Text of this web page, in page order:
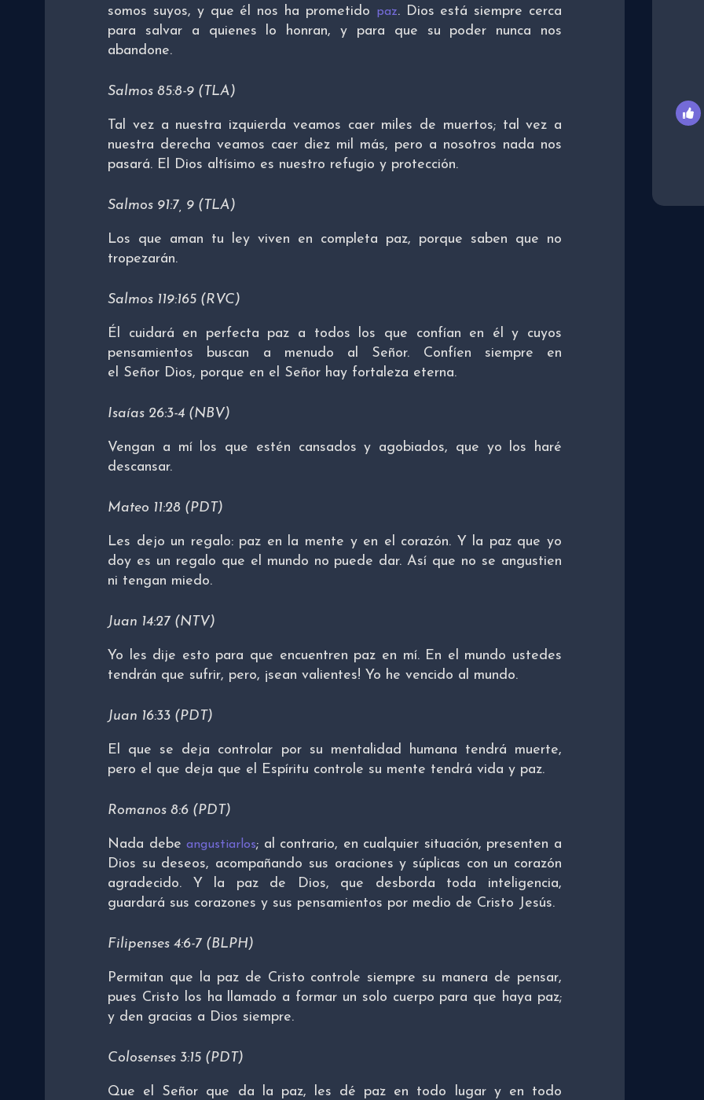
somos suyos, y que él nos ha prometido
paz. Dios está siempre cerca
para salvar a quienes lo honran, y para que su poder nunca nos
abandone.
Salmos 85:8-9 (TLA)
Tal vez a nuestra izquierda veamos caer miles de muertos; tal vez a
nuestra derecha veamos caer diez mil más, pero a nosotros nada nos
pasará. El Dios altísimo es nuestro refugio y protección.
Salmos 91:7, 9 (TLA)
Los que aman tu ley viven en completa paz, porque saben que no
tropezarán.
Salmos 119:165 (RVC)
Él cuidará en perfecta paz a todos los que confían en él y cuyos
pensamientos buscan a menudo al Señor. Confíen siempre en
el Señor Dios, porque en el Señor hay fortaleza eterna.
Isaías 26:3-4 (NBV)
Vengan a mí los que estén cansados y agobiados, que yo los haré
descansar.
Mateo 11:28 (PDT)
Les dejo un regalo: paz en la mente y en el corazón. Y la paz que yo
doy es un regalo que el mundo no puede dar. Así que no se angustien
ni tengan miedo.
Juan 14:27 (NTV)
Yo les dije esto para que encuentren paz en mí. En el mundo ustedes
tendrán que sufrir, pero, ¡sean valientes! Yo he vencido al mundo.
Juan 16:33 (PDT)
El que se deja controlar por su mentalidad humana tendrá muerte,
pero el que deja que el Espíritu controle su mente tendrá vida y paz.
Romanos 8:6 (PDT)
Nada debeangustiarlos; al contrario, en cualquier situación, presenten a
Dios su deseos, acompañando sus oraciones y súplicas con un corazón
agradecido. Y la paz de Dios, que desborda toda inteligencia,
guardará sus corazones y sus pensamientos por medio de Cristo Jesús.
Filipenses 4:6-7 (BLPH)
Permitan que la paz de Cristo controle siempre su manera de pensar,
pues Cristo los ha llamado a formar un solo cuerpo para que haya paz;
y den gracias a Dios siempre.
Colosenses 3:15 (PDT)
Que el Señor que da la paz, les dé paz en todo lugar y en todo